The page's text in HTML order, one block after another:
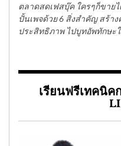
ตลาดสดเฟสบุ๊ค ใครๆก็ขาย
ปั้นเพจด้วย 6 สิ่งสำคัญ สร้าง
ประสิทธิภาพ ไปบูทอัพทักษะ
เรียนฟรีเทคนิค